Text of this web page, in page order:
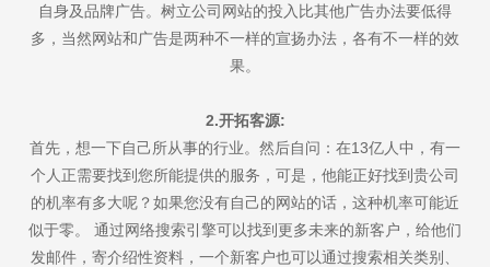
自身及品牌广告。树立公司网站的投入比其他广告办法要低得
多，当然网站和广告是两种不一样的宣扬办法，各有不一样的效
果。
2.开拓客源:
首先，想一下自己所从事的行业。然后自问：在13亿人中，有一
个人正需要找到您所能提供的服务，可是，他能正好找到贵公司
的机率有多大呢？如果您没有自己的网站的话，这种机率可能近
似于零。 通过网络搜索引擎可以找到更多未来的新客户，给他们
发邮件，寄介绍性资料，一个新客户也可以通过搜索相关类别、